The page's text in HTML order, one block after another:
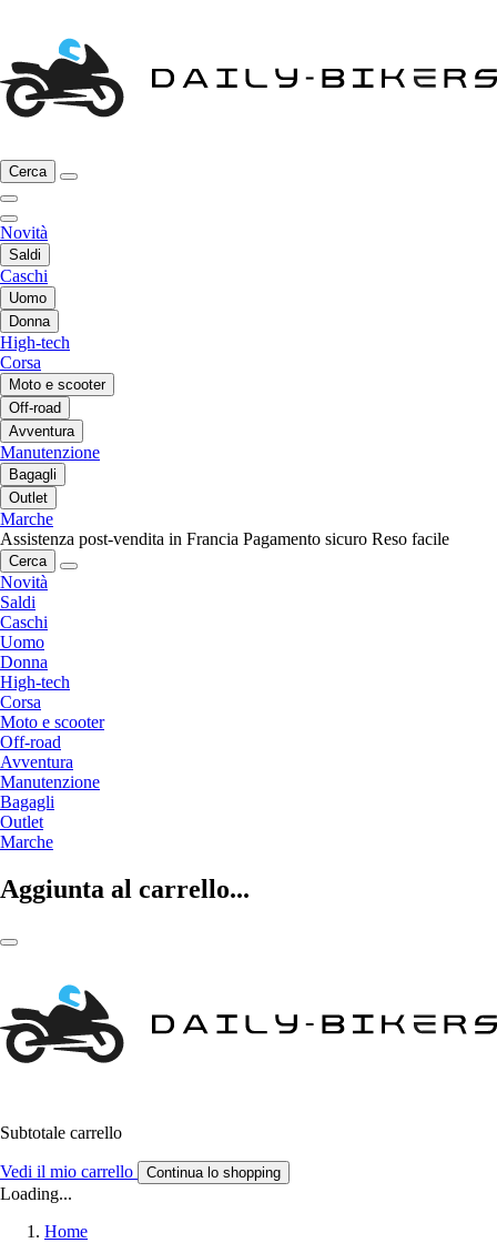
Cerca
Novità
Saldi
Caschi
Uomo
Donna
High-tech
Corsa
Moto e scooter
Off-road
Avventura
Manutenzione
Bagagli
Outlet
Marche
Assistenza post-vendita in Francia Pagamento sicuro Reso facile
Cerca
Novità
Saldi
Caschi
Uomo
Donna
High-tech
Corsa
Moto e scooter
Off-road
Avventura
Manutenzione
Bagagli
Outlet
Marche
Aggiunta al carrello...
Subtotale carrello
Vedi il mio carrello Continua lo shopping
Loading...
Home